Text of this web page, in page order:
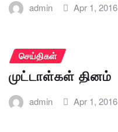
admin Apr 1, 2016
செய்திகள்
முட்டாள்கள் தினம்
admin Apr 1, 2016